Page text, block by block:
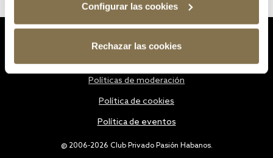
Configurar las cookies
Rechazar las cookies
@ 2006-2026 Club Privado Pasión Habanos.
Políticas de moderación
Política de cookies
Política de eventos